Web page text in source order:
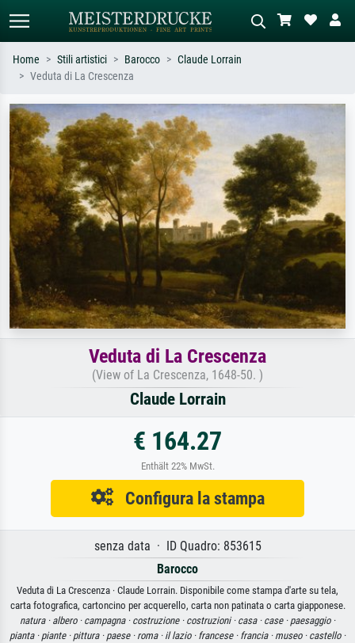
Cerca per artista, titolo o stile – es.
Monet, Notte stellata,
Impressionismo, onda di Hokusai,
nudo.
Descrivi la scena – es. prato verde,
astratto con molto rosso, dipinto a
olio scuro, nudo in piedi vicino a un
albero.
Home Stili artistici Barocco
Claude Lorrain
Veduta di La Crescenza
Veduta di La Crescenza
(View of La Crescenza, 1648-50. )
Claude Lorrain
€ 164.27
Enthält 22% MwSt.
Configura la stampa
senza data · ID Quadro: 853615
Barocco
Veduta di La Crescenza · Claude Lorrain. Disponibile come stampa d'arte su tela,
carta fotografica, cartoncino per acquerello, carta non patinata o carta giapponese.
natura · albero · campagna · costruzione · costruzioni · casa · case · paesaggio ·
pianta · piante · pittura · paese · roma · il lazio · francese · francia · museo · castello ·